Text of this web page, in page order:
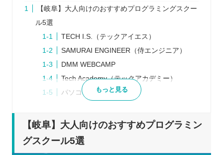
【岐阜】大人向けのおすすめプログラミングスクー
ル5選
TECH I.S.（テックアイエス）
SAMURAI ENGINEER（侍エンジニア）
DMM WEBCAMP
Tech Academy（テックアカデミー）
パソコン教室アビバ
イント
もっと見る
【岐阜】大人向けのおすすめプログラミン
グスクール5選